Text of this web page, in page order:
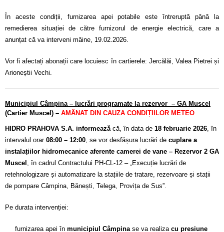
În aceste condiții, furnizarea apei potabile este întreruptă până la
remedierea situației de către furnizorul de energie electrică, care a
anunțat că va interveni mâine, 19.02.2026.
Vor fi afectați abonații care locuiesc în cartierele: Jercălăi, Valea Pietrei și
Arioneștii Vechi.
Municipiul Câmpina – lucrări programate la rezervor – GA Muscel
(Cartier Muscel) – AMÂNAT DIN CAUZA CONDIȚIILOR METEO
HIDRO PRAHOVA S.A. informează că, în data de 18 februarie 2026 , în
intervalul orar 08:00 – 12:00 , se vor desfășura lucrări de cuplare a
instalațiilor hidromecanice aferente camerei de vane – Rezervor 2 GA
Muscel
, în cadrul Contractului PH-CL-12 – „Execuție lucrări de
retehnologizare și automatizare la stațiile de tratare, rezervoare și stații
de pompare Câmpina, Bănești, Telega, Provița de Sus”.
Pe durata intervenției:
furnizarea apei în municipiul Câmpina se va realiza cu presiune